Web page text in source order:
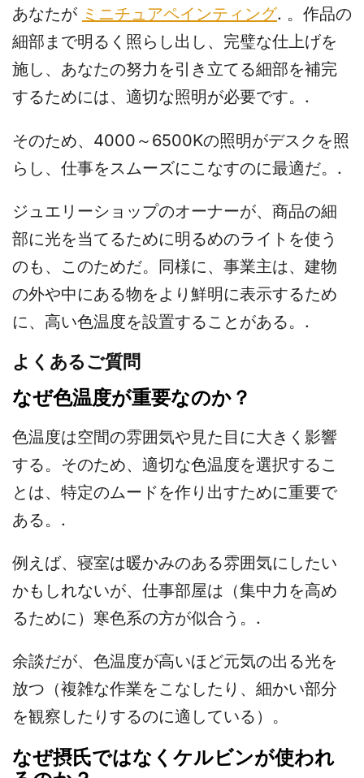
あなたが ミニチュアペインティング. 。作品の
細部まで明るく照らし出し、完璧な仕上げを
施し、あなたの努力を引き立てる細部を補完
するためには、適切な照明が必要です。.
そのため、4000～6500Kの照明がデスクを照
らし、仕事をスムーズにこなすのに最適だ。.
ジュエリーショップのオーナーが、商品の細
部に光を当てるために明るめのライトを使う
のも、このためだ。同様に、事業主は、建物
の外や中にある物をより鮮明に表示するため
に、高い色温度を設置することがある。.
よくあるご質問
なぜ色温度が重要なのか？
色温度は空間の雰囲気や見た目に大きく影響
する。そのため、適切な色温度を選択するこ
とは、特定のムードを作り出すために重要で
ある。.
例えば、寝室は暖かみのある雰囲気にしたい
かもしれないが、仕事部屋は（集中力を高め
るために）寒色系の方が似合う。.
余談だが、色温度が高いほど元気の出る光を
放つ（複雑な作業をこなしたり、細かい部分
を観察したりするのに適している）。
なぜ摂氏ではなくケルビンが使われ